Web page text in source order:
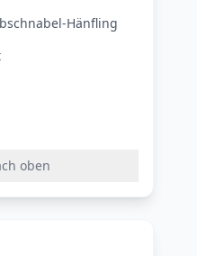
Hänfling
oben